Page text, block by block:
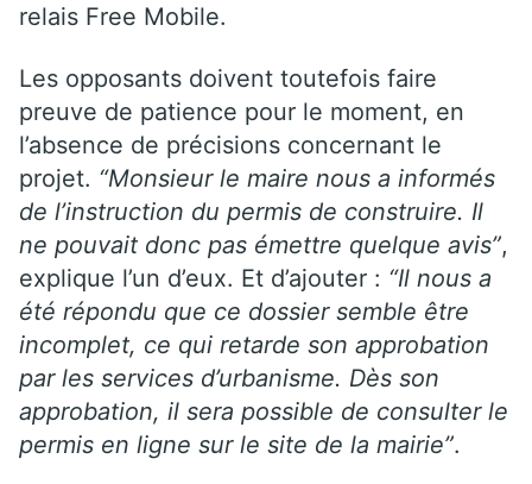
relais Free Mobile.
Les opposants doivent toutefois faire
preuve de patience pour le moment, en
l’absence de précisions concernant le
projet. “Monsieur le maire nous a informés
de l’instruction du permis de construire. Il
ne pouvait donc pas émettre quelque avis”,
explique l’un d’eux. Et d’ajouter : “Il nous a
été répondu que ce dossier semble être
incomplet, ce qui retarde son approbation
par les services d’urbanisme. Dès son
approbation, il sera possible de consulter le
permis en ligne sur le site de la mairie”.